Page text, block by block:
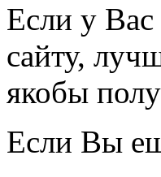
Если у Вас
сайту,
якобы
Если Вы